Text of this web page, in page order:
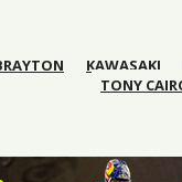
KAWASAKI
TONY